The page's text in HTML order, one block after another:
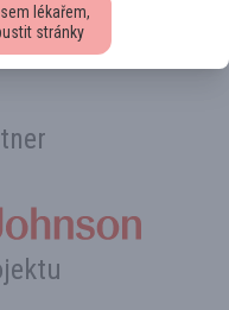
lékařem,
stránky